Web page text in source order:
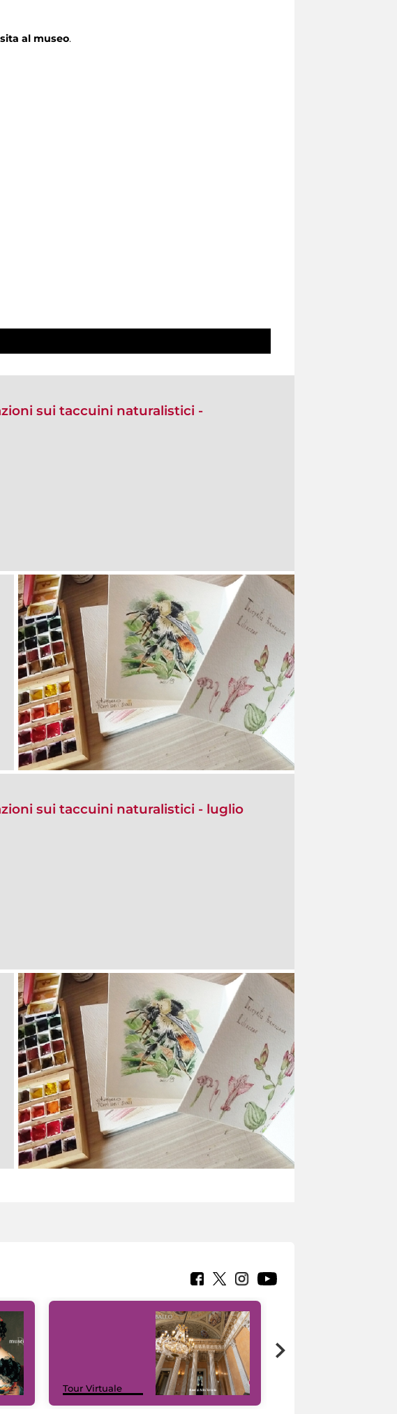
al museo.
sui taccuini naturalistici -
sui taccuini naturalistici - luglio
Tour Virtuale